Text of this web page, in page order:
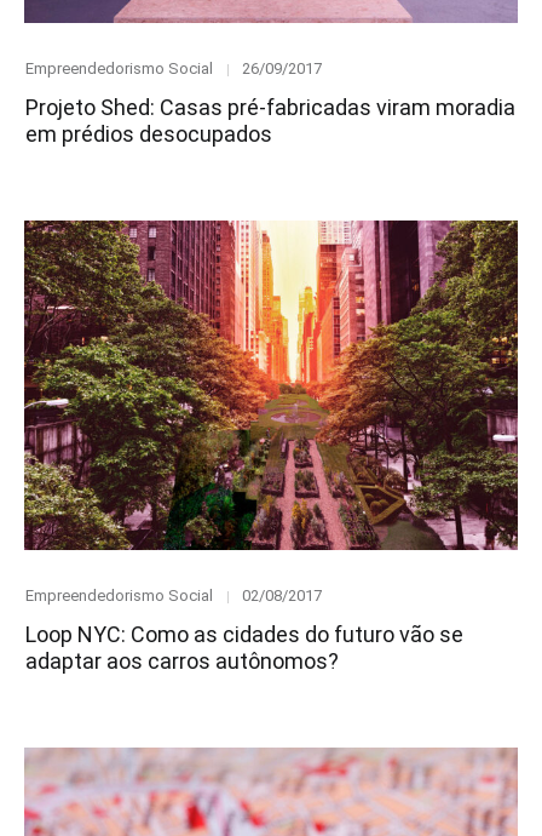
Category
Empreendedorismo Social
Posted
26/09/2017
Projeto Shed: Casas pré-fabricadas viram moradia
em prédios desocupados
Category
Empreendedorismo Social
Posted
02/08/2017
Loop NYC: Como as cidades do futuro vão se
adaptar aos carros autônomos?